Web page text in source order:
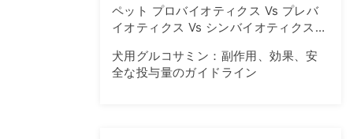
ペット プロバイオティクス Vs プレバ
イオティクス Vs シンバイオティクス：
犬用グルコサミン：副作用、効果、安
全な投与量のガイドライン